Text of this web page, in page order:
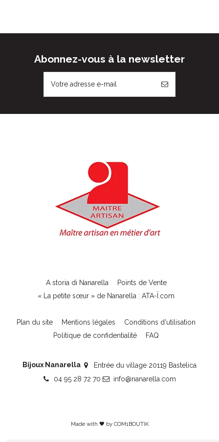
Abonnez-vous à la newsletter
A storia di Nanarella
Points de Vente
« La petite sœur » de Nanarella : ATA-Ï.com
Plan du site Mentions légales
Conditions d'utilisation
Politique de confidentialité
FAQ
Bijoux Nanarella
Entrée du village 20119 Bastelica
04 95 28 72 70
info@nanarella.com
Made with 🖤 by COM1BOUTIK